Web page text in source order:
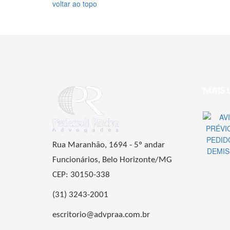
voltar ao topo
Rua Maranhão, 1694 - 5º andar
Funcionários, Belo Horizonte/MG
CEP: 30150-338
(31) 3243-2001
escritorio@advpraa.com.br